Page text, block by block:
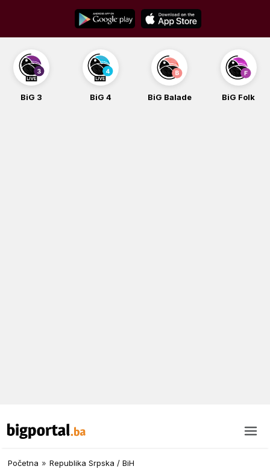
content
BiG 4 BiG Balade BiG Folk BiG iG
Početna » Republika Srpska / BiH